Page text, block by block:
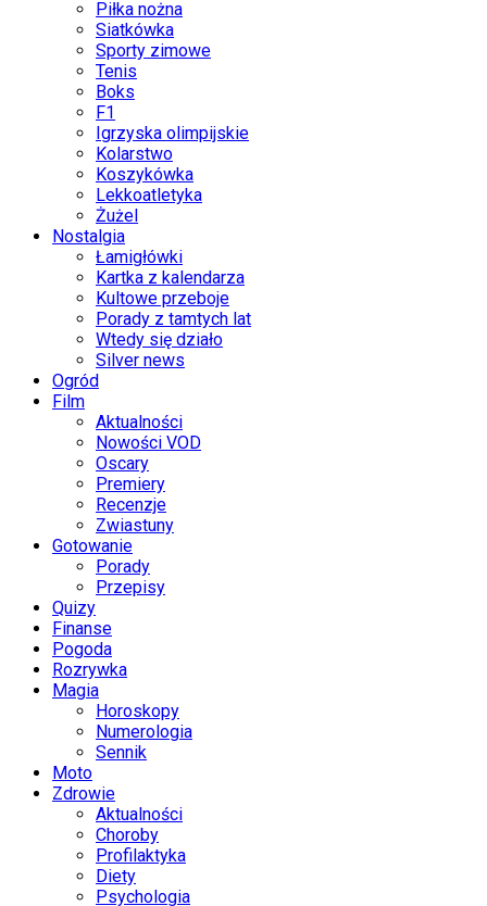
Piłka nożna
Siatkówka
Sporty zimowe
Tenis
Boks
F1
Igrzyska olimpijskie
Kolarstwo
Koszykówka
Lekkoatletyka
Żużel
Nostalgia
Łamigłówki
Kartka z kalendarza
Kultowe przeboje
Porady z tamtych lat
Wtedy się działo
Silver news
Ogród
Film
Aktualności
Nowości VOD
Oscary
Premiery
Recenzje
Zwiastuny
Gotowanie
Porady
Przepisy
Quizy
Finanse
Pogoda
Rozrywka
Magia
Horoskopy
Numerologia
Sennik
Moto
Zdrowie
Aktualności
Choroby
Profilaktyka
Diety
Psychologia